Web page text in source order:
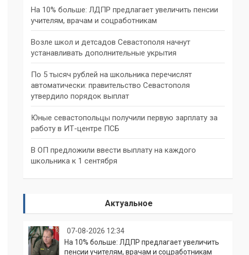
На 10% больше: ЛДПР предлагает увеличить пенсии
учителям, врачам и соцработникам
Возле школ и детсадов Севастополя начнут
устанавливать дополнительные укрытия
По 5 тысяч рублей на школьника перечислят
автоматически: правительство Севастополя
утвердило порядок выплат
Юные севастопольцы получили первую зарплату за
работу в ИТ-центре ПСБ
В ОП предложили ввести выплату на каждого
школьника к 1 сентября
Актуальное
07-08-2026 12:34
На 10% больше: ЛДПР предлагает увеличить
пенсии учителям, врачам и соцработникам